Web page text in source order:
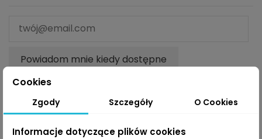
Powiadom mnie kiedy dostępne
Opis
Cookies
Zgody Szczegóły O Cookies
Informacje dotyczące plików cookies